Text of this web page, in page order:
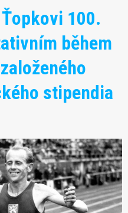
100.
během
stipendia